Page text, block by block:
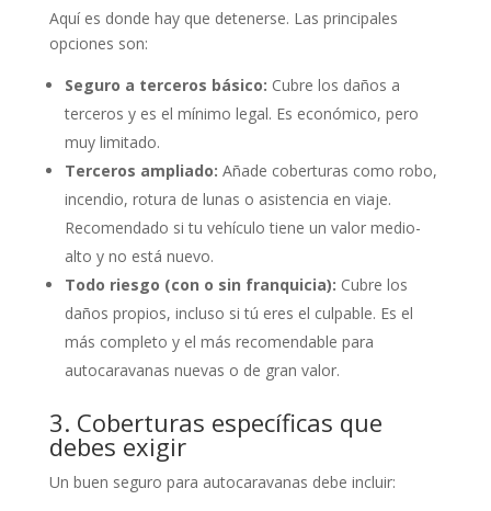
Aquí es donde hay que detenerse. Las principales
opciones son:
Seguro a terceros básico: Cubre los daños a
terceros y es el mínimo legal. Es económico, pero
muy limitado.
Terceros ampliado: Añade coberturas como robo,
incendio, rotura de lunas o asistencia en viaje.
Recomendado si tu vehículo tiene un valor medio-
alto y no está nuevo.
Todo riesgo (con o sin franquicia): Cubre los
daños propios, incluso si tú eres el culpable. Es el
más completo y el más recomendable para
autocaravanas nuevas o de gran valor.
3. Coberturas específicas que
debes exigir
Un buen seguro para autocaravanas debe incluir: